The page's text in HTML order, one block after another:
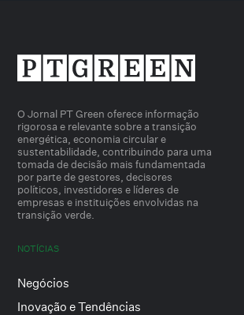
O Jornal PT Green oferece informação
rigorosa e relevante sobre a transição
energética, economia circular e
sustentabilidade, contribuindo para uma
tomada de decisão mais fundamentada
por parte de gestores, decisores
políticos, investidores e líderes de
empresas e instituições envolvidas na
transição verde.
NOTÍCIAS
Negócios
Inovação e Tendências